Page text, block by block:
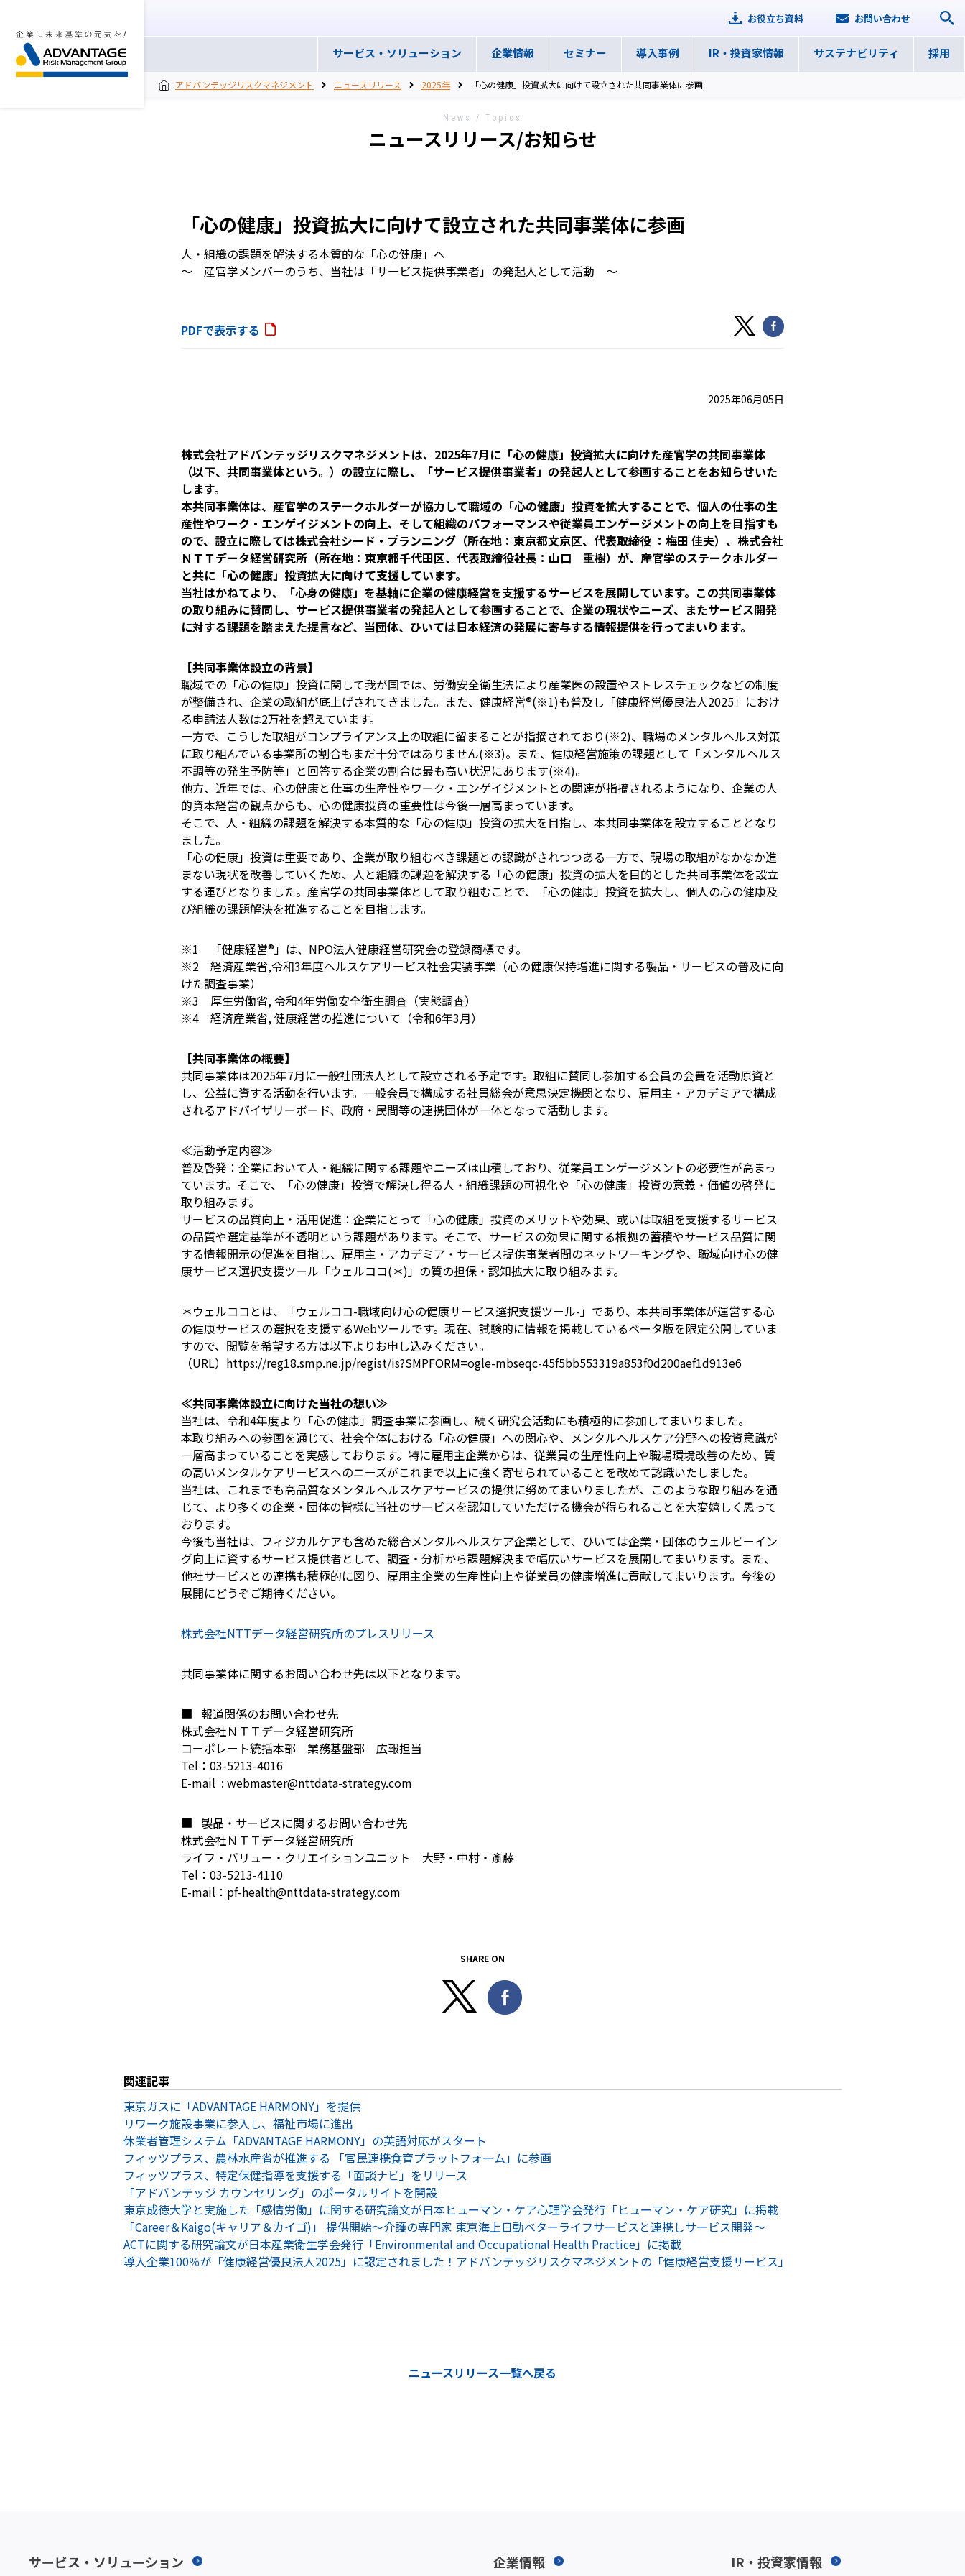
サービス・ ソリューション 企業情報 セミナー 導入事例 IR・ 投資家情報 サステナビリティ 採用
お役立ち資料 お問い合わせ
アドバンテッジリスクマネジメント ニュースリリース 2025年 「心の健康」投資拡大に向けて設立された共同事業体に参画
News / Topics
ニュースリリース/お知らせ
「心の健康」投資拡大に向けて設立された共同事業体に参画
人・組織の課題を解決する本質的な「心の健康」へ
～ 産官学メンバーのうち、当社は「サービス提供事業者」の発起人として活動 ～
PDFで表示する
2025年06月05日
株式会社アドバンテッジリスクマネジメントは、2025年7月に「心の健康」投資拡大に向けた産官学の共同事業体
（以下、共同事業体という。）の設立に際し、「サービス提供事業者」の発起人として参画することをお知らせいた
します。
本共同事業体は、産官学のステークホルダーが協力して職域の「心の健康」投資を拡大することで、個人の仕事の生
産性やワーク・エンゲイジメントの向上、そして組織のパフォーマンスや従業員エンゲージメントの向上を目指すも
ので、設立に際しては株式会社シード・プランニング（所在地：東京都文京区、代表取締役 ：梅田 佳夫）、株式会社
ＮＴＴデータ経営研究所（所在地：東京都千代田区、代表取締役社長：山口 重樹）が、産官学のステークホルダー
と共に「心の健康」投資拡大に向けて支援しています。
当社はかねてより、「心身の健康」を基軸に企業の健康経営を支援するサービスを展開しています。この共同事業体
の取り組みに賛同し、サービス提供事業者の発起人として参画することで、企業の現状やニーズ、またサービス開発
に対する課題を踏まえた提言など、当団体、ひいては日本経済の発展に寄与する情報提供を行ってまいります。
【共同事業体設立の背景】
職域での「心の健康」投資に関して我が国では、労働安全衛生法により産業医の設置やストレスチェックなどの制度
が整備され、企業の取組が底上げされてきました。また、健康経営®(※1)も普及し「健康経営優良法人2025」におけ
る申請法人数は2万社を超えています。
一方で、こうした取組がコンプライアンス上の取組に留まることが指摘されており(※2)、職場のメンタルヘルス対策
に取り組んでいる事業所の割合もまだ十分ではありません(※3)。また、健康経営施策の課題として「メンタルヘルス
不調等の発生予防等」と回答する企業の割合は最も高い状況にあります(※4)。
他方、近年では、心の健康と仕事の生産性やワーク・エンゲイジメントとの関連が指摘されるようになり、企業の人
的資本経営の観点からも、心の健康投資の重要性は今後一層高まっています。
そこで、人・組織の課題を解決する本質的な「心の健康」投資の拡大を目指し、本共同事業体を設立することとなり
ました。
「心の健康」投資は重要であり、企業が取り組むべき課題との認識がされつつある一方で、現場の取組がなかなか進
まない現状を改善していくため、人と組織の課題を解決する「心の健康」投資の拡大を目的とした共同事業体を設立
する運びとなりました。産官学の共同事業体として取り組むことで、「心の健康」投資を拡大し、個人の心の健康及
び組織の課題解決を推進することを目指します。
※1 「健康経営®」は、NPO法人健康経営研究会の登録商標です。
※2 経済産業省,令和3年度ヘルスケアサービス社会実装事業（心の健康保持増進に関する製品・サービスの普及に向
けた調査事業）
※3 厚生労働省, 令和4年労働安全衛生調査（実態調査）
※4 経済産業省, 健康経営の推進について（令和6年3月）
【共同事業体の概要】
共同事業体は2025年7月に一般社団法人として設立される予定です。取組に賛同し参加する会員の会費を活動原資と
し、公益に資する活動を行います。一般会員で構成する社員総会が意思決定機関となり、雇用主・アカデミアで構成
されるアドバイザリーボード、政府・民間等の連携団体が一体となって活動します。
≪活動予定内容≫
普及啓発：企業において人・組織に関する課題やニーズは山積しており、従業員エンゲージメントの必要性が高まっ
ています。そこで、「心の健康」投資で解決し得る人・組織課題の可視化や「心の健康」投資の意義・価値の啓発に
取り組みます。
サービスの品質向上・活用促進：企業にとって「心の健康」投資のメリットや効果、或いは取組を支援するサービス
の品質や選定基準が不透明という課題があります。そこで、サービスの効果に関する根拠の蓄積やサービス品質に関
する情報開示の促進を目指し、雇用主・アカデミア・サービス提供事業者間のネットワーキングや、職域向け心の健
康サービス選択支援ツール「ウェルココ(＊)」の質の担保・認知拡大に取り組みます。
＊ウェルココとは、「ウェルココ-職域向け心の健康サービス選択支援ツール-」であり、本共同事業体が運営する心
の健康サービスの選択を支援するWebツールです。現在、試験的に情報を掲載しているベータ版を限定公開していま
すので、閲覧を希望する方は以下よりお申し込みください。
（URL）https://reg18.smp.ne.jp/regist/is?SMPFORM=ogle-mbseqc-45f5bb553319a853f0d200aef1d913e6
≪共同事業体設立に向けた当社の想い≫
当社は、令和4年度より「心の健康」調査事業に参画し、続く研究会活動にも積極的に参加してまいりました。
本取り組みへの参画を通じて、社会全体における「心の健康」への関心や、メンタルヘルスケア分野への投資意識が
一層高まっていることを実感しております。特に雇用主企業からは、従業員の生産性向上や職場環境改善のため、質
の高いメンタルケアサービスへのニーズがこれまで以上に強く寄せられていることを改めて認識いたしました。
当社は、これまでも高品質なメンタルヘルスケアサービスの提供に努めてまいりましたが、このような取り組みを通
じて、より多くの企業・団体の皆様に当社のサービスを認知していただける機会が得られることを大変嬉しく思って
おります。
今後も当社は、フィジカルケアも含めた総合メンタルヘルスケア企業として、ひいては企業・団体のウェルビーイン
グ向上に資するサービス提供者として、調査・分析から課題解決まで幅広いサービスを展開してまいります。また、
他社サービスとの連携も積極的に図り、雇用主企業の生産性向上や従業員の健康増進に貢献してまいります。今後の
展開にどうぞご期待ください。
株式会社NTTデータ経営研究所のプレスリリース
共同事業体に関するお問い合わせ先は以下となります。
■ 報道関係のお問い合わせ先
株式会社ＮＴＴデータ経営研究所
コーポレート統括本部 業務基盤部 広報担当
Tel：03-5213-4016
E-mail : webmaster@nttdata-strategy.com
■ 製品・サービスに関するお問い合わせ先
株式会社ＮＴＴデータ経営研究所
ライフ・バリュー・クリエイションユニット 大野・中村・斎藤
Tel：03-5213-4110
E-mail：pf-health@nttdata-strategy.com
SHARE ON
関連記事
東京ガスに「ADVANTAGE HARMONY」を提供
リワーク施設事業に参入し、福祉市場に進出
休業者管理システム「ADVANTAGE HARMONY」の英語対応がスタート
フィッツプラス、農林水産省が推進する 「官民連携食育プラットフォーム」に参画
フィッツプラス、特定保健指導を支援する「面談ナビ」をリリース
「アドバンテッジ カウンセリング」のポータルサイトを開設
東京成徳大学と実施した「感情労働」に関する研究論文が日本ヒューマン・ケア心理学会発行「ヒューマン・ケア研究」に掲載
「Career＆Kaigo(キャリア＆カイゴ)」 提供開始～介護の専門家 東京海上日動ベターライフサービスと連携しサービス開発～
ACTに関する研究論文が日本産業衛生学会発行「Environmental and Occupational Health Practice」に掲載
導入企業100％が「健康経営優良法人2025」に認定されました！アドバンテッジリスクマネジメントの「健康経営支援サービス」
ニュースリリース一覧へ戻る
サービス・ソリューション 企業情報 IR・投資家情報